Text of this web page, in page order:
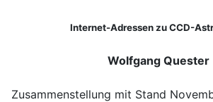
Internet-Adressen zu CCD-
Wolfgang Quester
Zusammenstellung mit Stand